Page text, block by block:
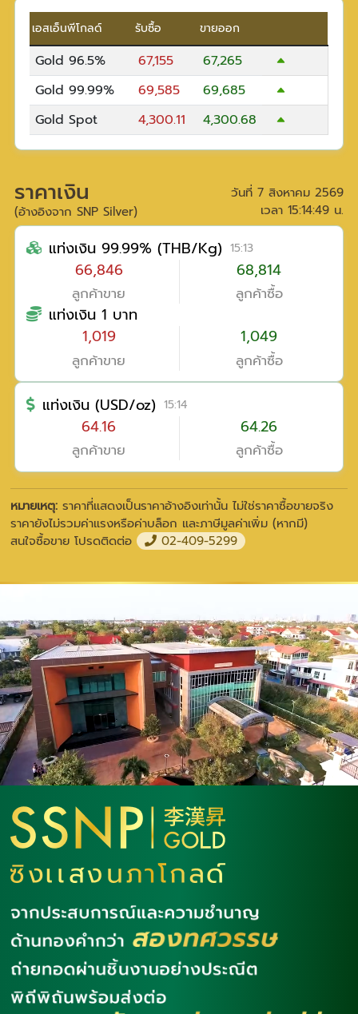
เอสเอ็นพีโกลด์ รับซื้อ ขายออก
Gold 96.5% 67,155
67,265
Gold 99.99%
69,585
69,685
Gold Spot
4,300.11 4,300.68
ราคาเงิน
(อ้างอิงจาก SNP Silver)
วันที่ 7 สิงหาคม 2569
เวลา 15:14:49น.
แท่งเงิน 99.99% (THB/Kg) 15:13
66,846
ลูกค้าขาย
68,814
ลูกค้าซื้อ
แท่งเงิน 1 บาท
1,019
ลูกค้าขาย
1,049
ลูกค้าซื้อ
แท่งเงิน (USD/oz) 15:14
64.16
ลูกค้าขาย
64.26
ลูกค้าซื้อ
หมายเหตุ:ราคาที่แสดงเป็นราคาอ้างอิงเท่านั้น ไม่ใช่ราคาซื้อขายจริง
ราคายังไม่รวมค่าแรงหรือค่าบล็อก และภาษีมูลค่าเพิ่ม (หากมี)
สนใจซื้อขาย โปรดติดต่อ
02-409-5299